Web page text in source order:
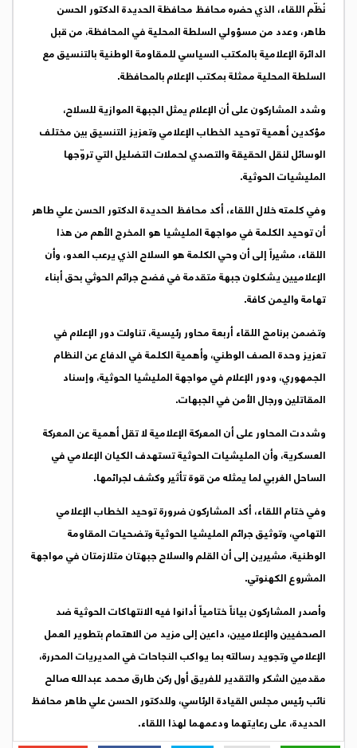
نُظّم اللقاء، الذي حضره محافظ محافظة الحديدة الدكتور الحسن
طاهر، وعدد من مسؤولي السلطة المحلية في المحافظة، من قبل
الدائرة الإعلامية بالمكتب السياسي للمقاومة الوطنية بالتنسيق مع
السلطة المحلية ممثلة بمكتب الإعلام بالمحافظة.
وشدد المشاركون على أن الإعلام يمثل الجبهة الموازية للسلاح،
مؤكدين أهمية توحيد الخطاب الإعلامي وتعزيز التنسيق بين مختلف
الوسائل لنقل الحقيقة والتصدي لحملات التضليل التي تروّجها
المليشيات الحوثية.
وفي كلمته خلال اللقاء، أكد محافظ الحديدة الدكتور الحسن علي طاهر
أن توحيد الكلمة في مواجهة المليشيا هو المخرج الأهم من هذا
اللقاء، مشيراً إلى أن وحي الكلمة هو السلاح الذي يرعب العدو، وأن
الإعلاميين يشكلون جبهة متقدمة في فضح جرائم الحوثي بحق أبناء
تهامة واليمن كافة.
وتضمن برنامج اللقاء أربعة محاور رئيسية، تناولت دور الإعلام في
تعزيز وحدة الصف الوطني، وأهمية الكلمة في الدفاع عن النظام
الجمهوري، ودور الإعلام في مواجهة المليشيا الحوثية، وإسناد
المقاتلين ورجال الأمن في الجبهات.
وشددت المحاور على أن المعركة الإعلامية لا تقل أهمية عن المعركة
العسكرية، وأن المليشيات الحوثية تستهدف الكيان الإعلامي في
الساحل الغربي لما يمثله من قوة تأثير وكشف لجرائمها.
وفي ختام اللقاء، أكد المشاركون ضرورة توحيد الخطاب الإعلامي
التهامي، وتوثيق جرائم المليشيا الحوثية وتضحيات المقاومة
الوطنية، مشيرين إلى أن القلم والسلاح جبهتان متلازمتان في مواجهة
المشروع الكهنوتي.
وأصدر المشاركون بياناً ختامياً أدانوا فيه الانتهاكات الحوثية ضد
الصحفيين والإعلاميين، داعين إلى مزيد من الاهتمام بتطوير العمل
الإعلامي وتجويد رسالته بما يواكب النجاحات في المديريات المحررة،
مقدمين الشكر والتقدير للفريق أول ركن طارق محمد عبدالله صالح
نائب رئيس مجلس القيادة الرئاسي، وللدكتور الحسن علي طاهر محافظ
الحديدة، على رعايتهما ودعمهما لهذا اللقاء.